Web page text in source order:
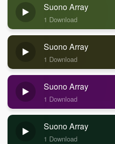
Suono Array
1 Download
Suono Array
1 Download
Suono Array
1 Download
Suono Array
1 Download